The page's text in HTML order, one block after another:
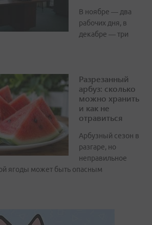
В ноябре — два
рабочих дня, в
декабре — три
Разрезанный
арбуз: сколько
можно хранить
и как не
отравиться
Арбузный сезон в
разгаре, но
неправильное
ягоды может быть опасным